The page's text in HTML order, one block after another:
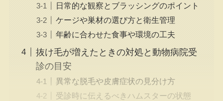
日常的な観察とブラッシングのポイント
ケージや巣材の選び方と衛生管理
年齢に合わせた食事や環境の工夫
抜け毛が増えたときの対処と動物病院受
診の目安
異常な脱毛や皮膚症状の見分け方
受診時に伝えるべきハムスターの状態